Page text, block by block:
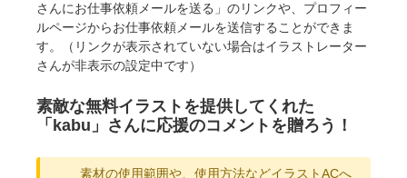
さんにお仕事依頼メールを送る」のリンクや、プロフィー
ルページからお仕事依頼メールを送信することができま
す。（リンクが表示されていない場合はイラストレーター
さんが非表示の設定中です）
素敵な無料イラストを提供してくれた
「kabu」さんに応援のコメントを贈ろう！
素材の使用範囲や、使用方法などイラストACへ